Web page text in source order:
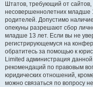
Штатов, требующий от
несовершеннолетних младше
родителей. Допустимо
опекуны разрешают сбор
младше 13 лет. Если вы не
регистрирующемуся на
обратитесь за помощью к
Limited администрация
рекомендаций по правовым
юридических отношений,
можно связаться по вопросу